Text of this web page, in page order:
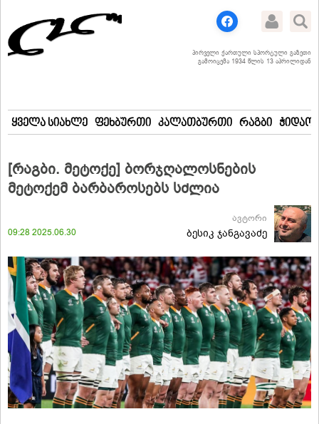
პირველი ქართული სპორტული გაზეთი
გამოიცემა 1934 წლის 13 აპრილიდან
ყველა სიახლე ფეხბურთი კალათბურთი რაგბი
[რაგბი. მეტოქე] ბორჯღალოსნების
მეტოქემ ბარბაროსებს სძლია
09:28 2025.06.30
ავტორი
ბესიკ ჯანგავაძე